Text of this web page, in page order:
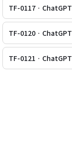
TF-0117 · ChatGPT
TF-0120 · ChatGPT
TF-0121 · ChatGPT